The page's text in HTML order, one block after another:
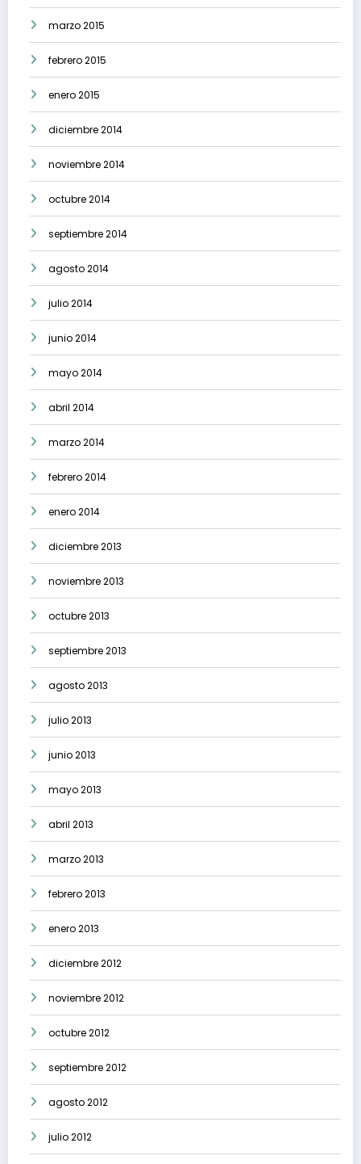
marzo 2015
febrero 2015
enero 2015
diciembre 2014
noviembre 2014
octubre 2014
septiembre 2014
agosto 2014
julio 2014
junio 2014
mayo 2014
abril 2014
marzo 2014
febrero 2014
enero 2014
diciembre 2013
noviembre 2013
octubre 2013
septiembre 2013
agosto 2013
julio 2013
junio 2013
mayo 2013
abril 2013
marzo 2013
febrero 2013
enero 2013
diciembre 2012
noviembre 2012
octubre 2012
septiembre 2012
agosto 2012
julio 2012